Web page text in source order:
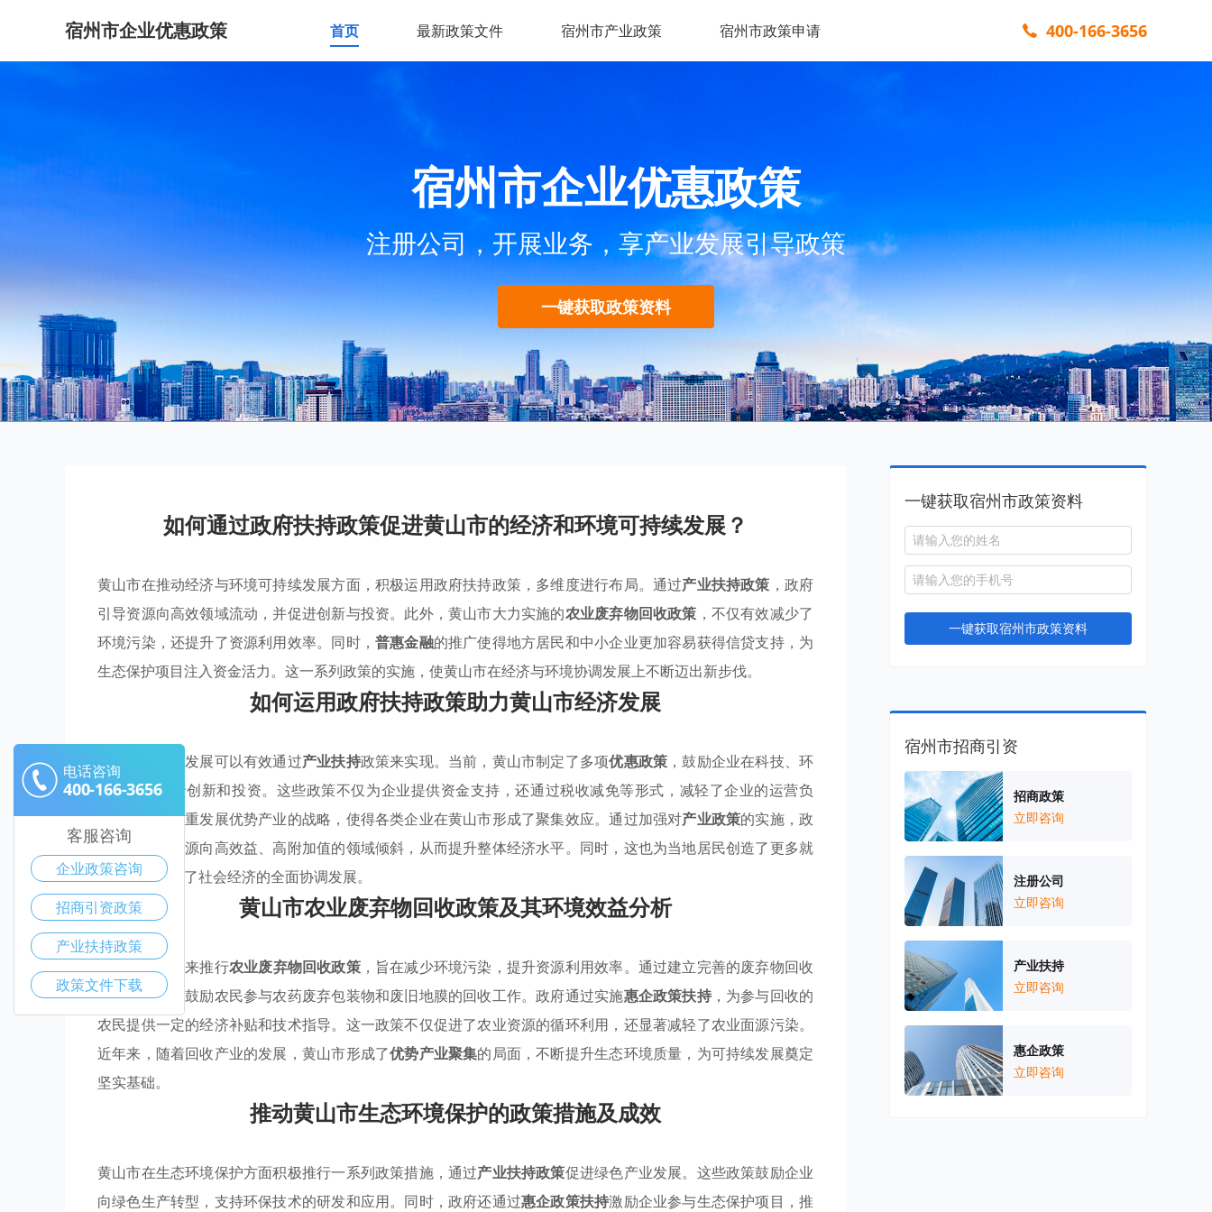
宿州市企业优惠政策 首页 最新政策文件 宿州市产业政策 宿州市政策申请 400-166-3656
宿州市企业优惠政策
注册公司，开展业务，享产业发展引导政策
一键获取政策资料
如何通过政府扶持政策促进黄山市的经济和环境可持续发展？
黄山市在推动经济与环境可持续发展方面，积极运用政府扶持政策，多维度进行布局。通过产业扶持政策 ，政府
引导资源向高效领域流动，并促进创新与投资。此外，黄山市大力实施的农业废弃物回收政策 ，不仅有效减少了
环境污染，还提升了资源利用效率。同时， 普惠金融的推广使得地方居民和中小企业更加容易获得信贷支持，为
生态保护项目注入资金活力。这一系列政策的实施，使黄山市在经济与环境协调发展上不断迈出新步伐。
如何运用政府扶持政策助力黄山市经济发展
黄山市的经济发展可以有效通过产业扶持政策来实现。当前，黄山市制定了多项优惠政策 ，鼓励企业在科技、环
保等领域进行创新和投资。这些政策不仅为企业提供资金支持，还通过税收减免等形式，减轻了企业的运营负
担。此外，着重发展优势产业的战略，使得各类企业在黄山市形成了聚集效应。通过加强对产业政策的实施，政
府能够引导资源向高效益、高附加值的领域倾斜，从而提升整体经济水平。同时，这也为当地居民创造了更多就
业机会，推动了社会经济的全面协调发展。
黄山市农业废弃物回收政策及其环境效益分析
黄山市积极以来推行农业废弃物回收政策，旨在减少环境污染，提升资源利用效率。通过建立完善的废弃物回收
体系，黄山市鼓励农民参与农药废弃包装物和废旧地膜的回收工作。政府通过实施惠企政策扶持，为参与回收的
农民提供一定的经济补贴和技术指导。这一政策不仅促进了农业资源的循环利用，还显著减轻了农业面源污染。
近年来，随着回收产业的发展，黄山市形成了优势产业聚集的局面，不断提升生态环境质量，为可持续发展奠定
坚实基础。
推动黄山市生态环境保护的政策措施及成效
黄山市在生态环境保护方面积极推行一系列政策措施，通过产业扶持政策促进绿色产业发展。这些政策鼓励企业
向绿色生产转型，支持环保技术的研发和应用。同时，政府还通过惠企政策扶持激励企业参与生态保护项目，推
一键获取宿州市政策资料
一键获取宿州市政策资料
宿州市招商引资
招商政策
立即咨询
注册公司
立即咨询
产业扶持
立即咨询
惠企政策
立即咨询
电话咨询
400-166-3656
客服咨询
企业政策咨询
招商引资政策
产业扶持政策
政策文件下载